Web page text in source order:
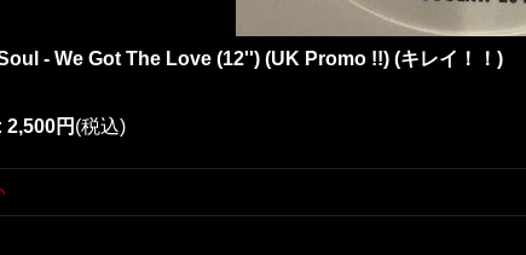
- We Got The Love (12'') (UK Promo !!) (キレイ！！)
: 2,500円 (税込)